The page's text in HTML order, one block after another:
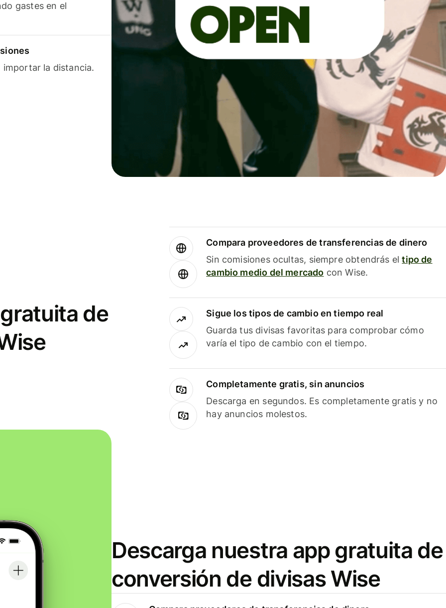
gastes en el
importar la distancia.
de
Compara proveedores de transferencias de dinero
Sin comisiones ocultas, siempre obtendrás eltipo de
cambio medio del mercado con Wise.
Sigue los tipos de cambio en tiempo real
Guarda tus divisas favoritas para comprobar cómo
varía el tipo de cambio con el tiempo.
Completamente gratis, sin anuncios
Descarga en segundos. Es completamente gratis y no
hay anuncios molestos.
Descarga nuestra app gratuita de
conversión de divisas Wise